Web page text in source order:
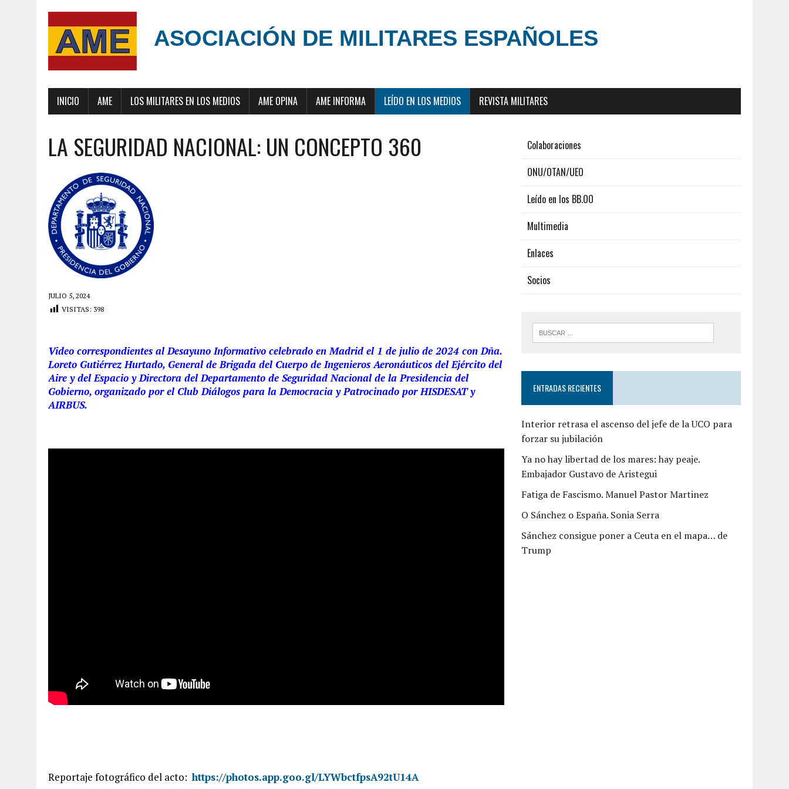
ASOCIACIÓN DE MILITARES ESPAÑOLES
INICIO AME LOS MILITARES EN LOS MEDIOS AME OPINA AME INFORMA LEÍDO EN LOS MEDIOS REVISTA MILITARES
LA SEGURIDAD NACIONAL: UN CONCEPTO 360
JULIO 5, 2024
VISITAS: 398
Video correspondientes al Desayuno Informativo celebrado en Madrid el 1 de julio de 2024 con Dña.
Loreto Gutiérrez Hurtado, General de Brigada del Cuerpo de Ingenieros Aeronáuticos del Ejército del
Aire y del Espacio y Directora del Departamento de Seguridad Nacional de la Presidencia del
Gobierno, organizado por el Club Diálogos para la Democracia y Patrocinado por HISDESAT y
AIRBUS.
Reportaje fotográfico del acto:https://photos.app.goo.gl/LYWbctfpsA92tU14A
Colaboraciones
ONU/OTAN/UEO
Leído en los BB.OO
Multimedia
Enlaces
Socios
ENTRADAS RECIENTES
Interior retrasa el ascenso del jefe de la UCO para
forzar su jubilación
Ya no hay libertad de los mares: hay peaje.
Embajador Gustavo de Aristegui
Fatiga de Fascismo. Manuel Pastor Martinez
O Sánchez o España. Sonia Serra
Sánchez consigue poner a Ceuta en el mapa… de
Trump